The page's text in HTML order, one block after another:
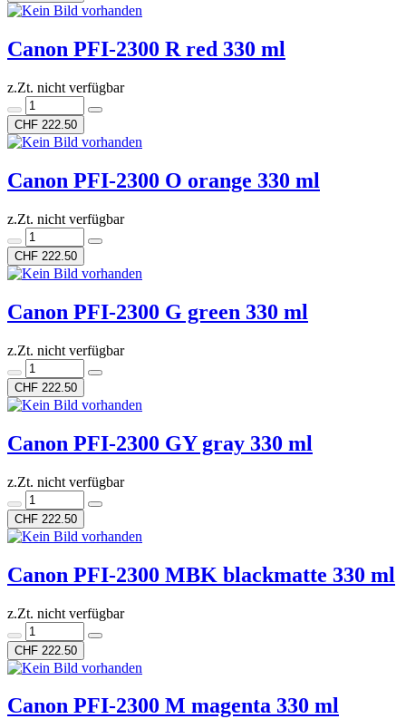
Canon PFI-2300 R red 330 ml
z.Zt. nicht verfügbar
CHF 222.50
Canon PFI-2300 O orange 330 ml
z.Zt. nicht verfügbar
CHF 222.50
Canon PFI-2300 G green 330 ml
z.Zt. nicht verfügbar
CHF 222.50
Canon PFI-2300 GY gray 330 ml
z.Zt. nicht verfügbar
CHF 222.50
Canon PFI-2300 MBK blackmatte 330 ml
z.Zt. nicht verfügbar
CHF 222.50
Canon PFI-2300 M magenta 330 ml